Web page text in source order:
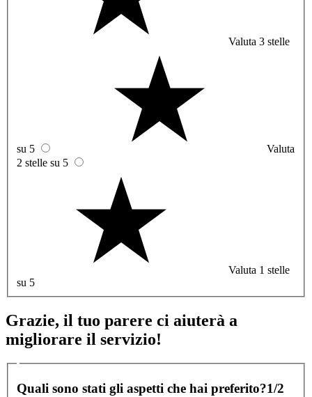
Valuta 3 stelle
su 5
Valuta
2 stelle su 5
Valuta 1 stelle
su 5
Grazie, il tuo parere ci aiuterà a
migliorare il servizio!
Quali sono stati gli aspetti che hai preferito?1/2